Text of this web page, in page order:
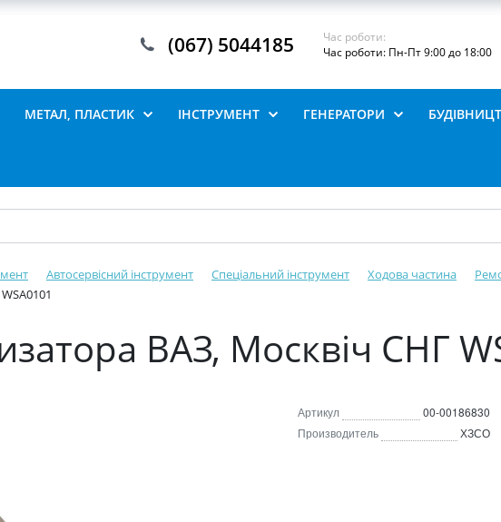
(067) 5044185
Час роботи:
Час роботи: Пн-Пт 9:00 до 18:00
МЕТАЛ, ПЛАСТИК ІНСТРУМЕНТ ГЕНЕРАТОРИ
Автосервісний інструмент Спеціальний інструмент Ходова частина
ВАЗ, Москвіч СНГ
Артикул
00-00186830
Производитель
ХЗСО